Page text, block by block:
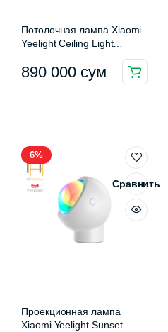
Потолочная лампа Xiaomi
Yeelight Ceiling Light
890 000 сум
6%
Сравнить
Проекционная лампа
Xiaomi Yeelight Sunset